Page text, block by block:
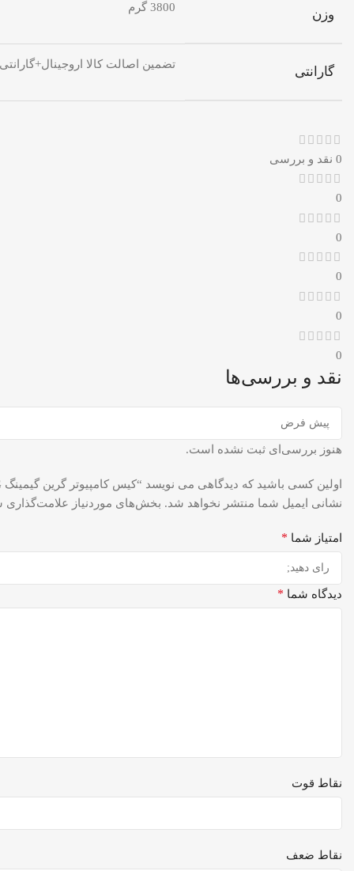
وزن 3800 گرم
گارانتی تضمین اصالت کالا
0 نقد و بررسی
0
0
0
0
0
نقد و بررسی‌ها
هنوز بررسی‌ای ثبت نشده است.
اولین کسی باشید که دیدگاهی می نویسد “کیس کامپیوتر گرین گیمینگ CASE GREEN Z5 SURENA GAMING”
نشانی ایمیل شما منتشر نخواهد شد. بخش‌های موردنیاز علامت‌گذاری
امتیاز شما *
دیدگاه شما *
نقاط قوت
نقاط ضعف